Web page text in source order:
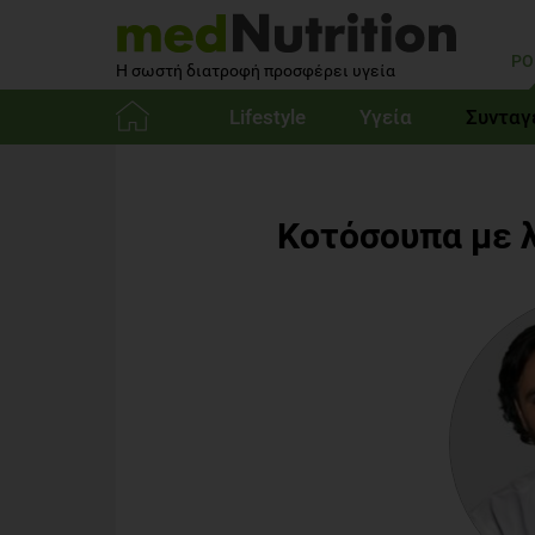
Η σωστή διατροφή προσφέρει υγεία
Lifestyle Υγεία
Κοτόσουπα με